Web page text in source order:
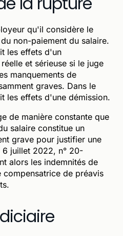
qu'il considère le
non-paiement du salaire.
les effets d'un
et sérieuse si le juge
manquements de
graves. Dans le
les effets d'une démission.
de manière constante que
salaire constitue un
grave pour justifier une
juillet 2022, n° 20-
alors les indemnités de
de préavis